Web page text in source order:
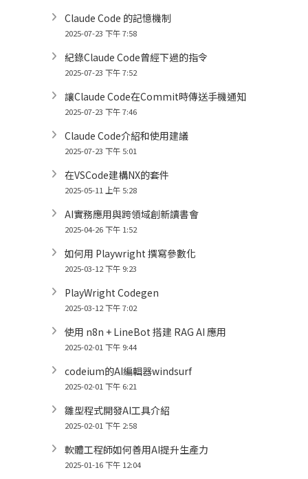
Claude Code 的記憶機制
2025-07-23 下午 7:58
紀錄Claude Code曾經下過的指令
2025-07-23 下午 7:52
讓Claude Code在Commit時傳送手機通知
2025-07-23 下午 7:46
Claude Code介紹和使用建議
2025-07-23 下午 5:01
在VSCode建構NX的套件
2025-05-11 上午 5:28
AI實務應用與跨領域創新讀書會
2025-04-26 下午 1:52
如何用 Playwright 撰寫參數化
2025-03-12 下午 9:23
PlayWright Codegen
2025-03-12 下午 7:02
使用 n8n + LineBot 搭建 RAG AI 應用
2025-02-01 下午 9:44
codeium的AI編輯器windsurf
2025-02-01 下午 6:21
雛型程式開發AI工具介紹
2025-02-01 下午 2:58
軟體工程師如何善用AI提升生產力
2025-01-16 下午 12:04